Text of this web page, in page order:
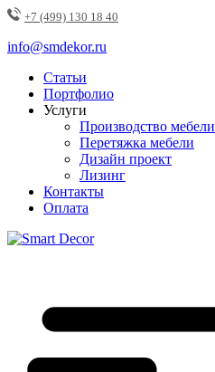
+7 (499) 130 18 40
info@smdekor.ru
Статьи
Портфолио
Услуги
Производство мебели
Перетяжка мебели
Дизайн проект
Лизинг
Контакты
Оплата